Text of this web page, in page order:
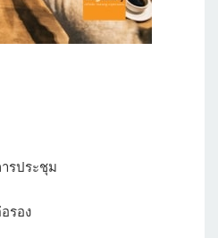
ารประชุม
รอง